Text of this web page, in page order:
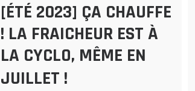
[ÉTÉ 2023] ÇA CHAUFFE
! LA FRAICHEUR EST À
LA CYCLO, MÊME EN
JUILLET !